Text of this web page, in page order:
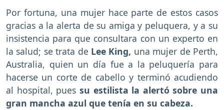
Por fortuna, una mujer hace parte de estos casos
gracias a la alerta de su amiga y peluquera, y a su
insistencia para que consultara con un experto en
la salud; se trata de Lee King, una mujer de Perth,
Australia, quien un día fue a la peluquería para
hacerse un corte de cabello y terminó acudiendo
al hospital, pues su estilista la alertó sobre una
gran mancha azul que tenía en su cabeza.